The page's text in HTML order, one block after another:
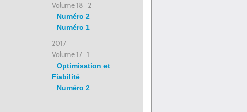
Volume 18- 2
Numéro 2
Numéro 1
2017
Volume 17- 1
Optimisation et
Fiabilité
Numéro 2